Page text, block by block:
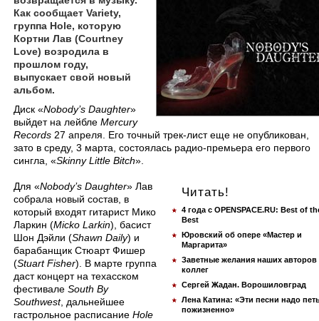
Как сообщает Variety,
группа Hole, которую
Кортни Лав (Courtney
Love) возродила в
прошлом году,
выпускает свой новый
альбом.
Диск «Nobody’s Daughter»
выйдет на лейбле Mercury
Records 27 апреля. Его точный трек-лист еще не опубликован,
зато в среду, 3 марта, состоялась радио-премьера его первого
сингла, «Skinny Little Bitch».
Читать!
4 года с OPENSPACE.RU: Best of
Best
Юровский об опере «Мастер и
Маргарита»
Заветные желания наших авторов
коллег
Сергей Жадан. Ворошиловград
Лена Катина: «Эти песни надо
пожизненно»
Для «Nobody’s Daughter» Лав
собрала новый состав, в
который входят гитарист Мико
Ларкин (Micko Larkin), басист
Шон Дэйли (Shawn Daily) и
барабанщик Стюарт Фишер
(Stuart Fisher). В марте группа
даст концерт на техасском
фестивале South By
Southwest, дальнейшее
гастрольное расписание Hole